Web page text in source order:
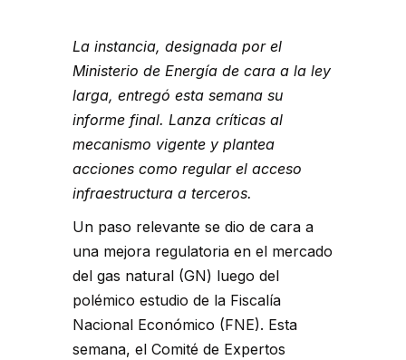
La instancia, designada por el
Ministerio de Energía de cara a la ley
larga, entregó esta semana su
informe final. Lanza críticas al
mecanismo vigente y plantea
acciones como regular el acceso
infraestructura a terceros.
Un paso relevante se dio de cara a
una mejora regulatoria en el mercado
del gas natural (GN) luego del
polémico estudio de la Fiscalía
Nacional Económico (FNE). Esta
semana, el Comité de Expertos